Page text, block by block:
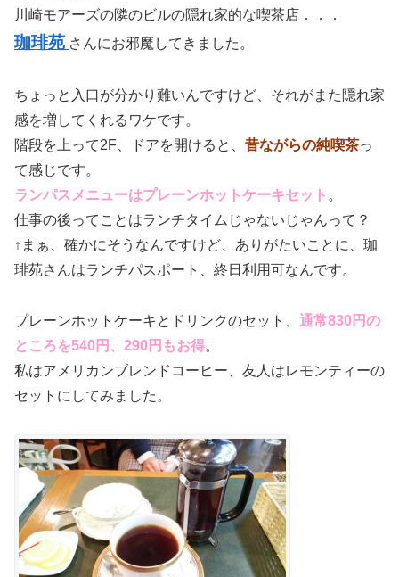
川崎モアーズの隣のビルの隠れ家的な喫茶店．．．
珈琲苑 さんにお邪魔してきました。
ちょっと入口が分かり難いんですけど、それがまた隠れ家
感を増してくれるワケです。
階段を上って2F、ドアを開けると、 昔ながらの純喫茶っ
て感じです。
ランパスメニューはプレーンホットケーキセット 。
仕事の後ってことはランチタイムじゃないじゃんって？
↑まぁ、確かにそうなんですけど、ありがたいことに、珈
琲苑さんはランチパスポート、終日利用可なんです。
プレーンホットケーキとドリンクのセット、 通常830円の
ところを540円、290円もお得。
私はアメリカンブレンドコーヒー、友人はレモンティーの
セットにしてみました。